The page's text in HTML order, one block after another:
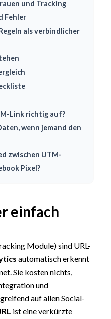
und Tracking
Fehler
als verbindlicher
Link richtig auf?
wenn jemand den
zwischen UTM-
Pixel?
einfach
Module) sind URL-
automatisch erkennt
Sie kosten nichts,
und
auf allen Social-
ist eine verkürzte